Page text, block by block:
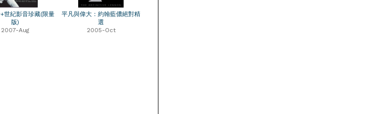
世紀影音珍藏(限量
版)
2007-Aug
平凡與偉大：約翰藍儂絕對精
選
2005-Oct